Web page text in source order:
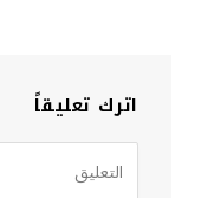
اترك تعليقاً